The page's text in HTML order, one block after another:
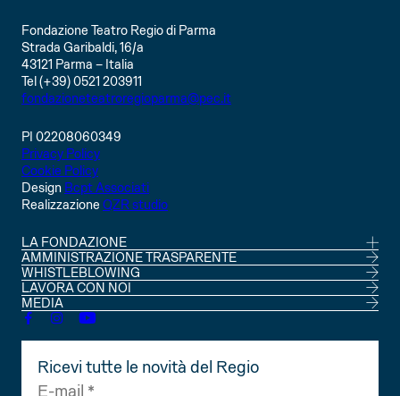
Fondazione Teatro Regio di Parma
Strada Garibaldi, 16/a
43121 Parma – Italia
Tel (+39) 0521 203911
fondazioneteatroregioparma@pec.it
PI 02208060349
Privacy Policy
Cookie Policy
Design Bcpt Associati
Realizzazione QZR studio
LA FONDAZIONE
CONSIGLIO DI AMMINISTRAZIONE
SOCI
STATUTO
AMMINISTRAZIONE TRASPARENTE
WHISTLEBLOWING
LAVORA CON NOI
MEDIA
Ricevi tutte le novità del Regio